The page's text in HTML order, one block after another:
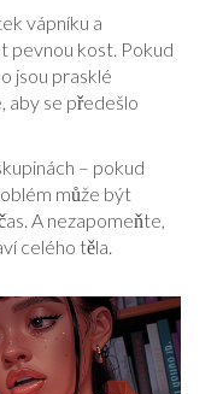
vápníku a
pevnou kost. Pokud
jsou prasklé
aby se předešlo
– pokud
může být
A nezapomeňte,
celého těla.